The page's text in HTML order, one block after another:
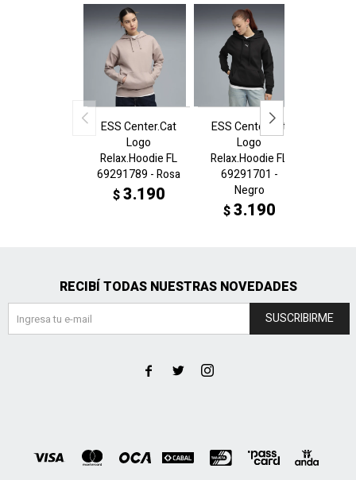
ESS Center.Cat
Logo
Relax.Hoodie FL
69291789 - Rosa
$3.190
ESS Center.Cat
Logo
Relax.Hoodie FL
69291701 -
Negro
$3.190
RECIBÍ TODAS NUESTRAS NOVEDADES
SUSCRIBIRME
  